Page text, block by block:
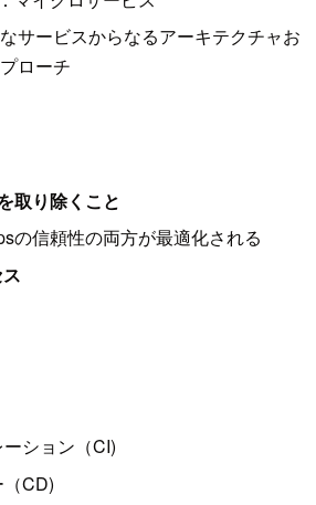
サービスからなるアーキテクチャお
ローチ
取り除くこと
の信頼性の両方が最適化される
ション（CI)
CD)